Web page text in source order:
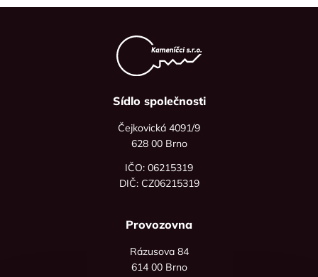
Sídlo společnosti
Čejkovická 4091/9
628 00 Brno
IČO: 06215319
DIČ: CZ06215319
Provozovna
Rázusova 84
614 00 Brno